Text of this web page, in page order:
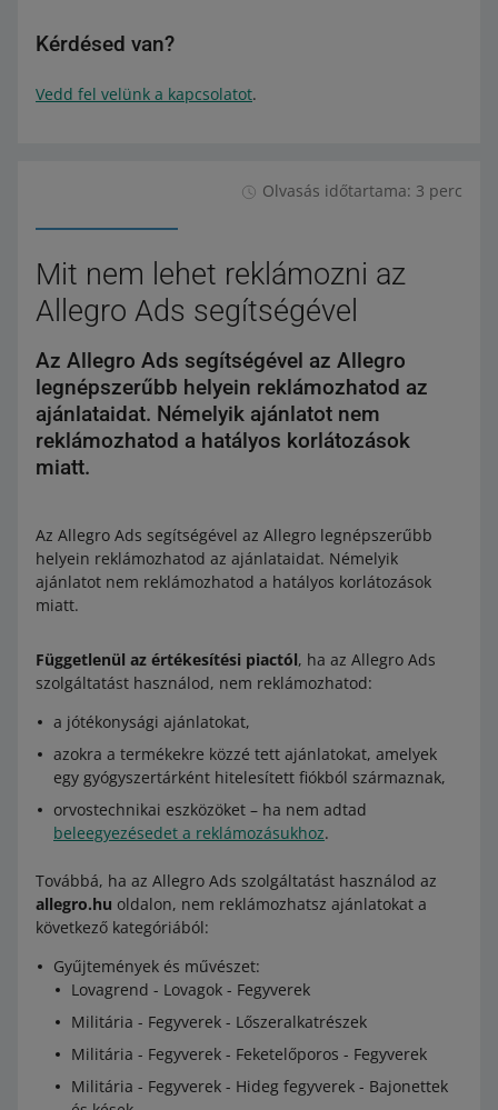
Kérdésed van?
Vedd fel velünk a kapcsolatot.
Olvasás időtartama: 3 perc
Mit nem lehet reklámozni az
Allegro Ads segítségével
Az Allegro Ads segítségével az Allegro
legnépszerűbb helyein reklámozhatod az
ajánlataidat. Némelyik ajánlatot nem
reklámozhatod a hatályos korlátozások
miatt.
Az Allegro Ads segítségével az Allegro legnépszerűbb
helyein reklámozhatod az ajánlataidat. Némelyik
ajánlatot nem reklámozhatod a hatályos korlátozások
miatt.
Függetlenül az értékesítési piactól, ha az Allegro Ads
szolgáltatást használod, nem reklámozhatod:
a jótékonysági ajánlatokat,
azokra a termékekre közzé tett ajánlatokat, amelyek
egy gyógyszertárként hitelesített fiókból származnak,
orvostechnikai eszközöket – ha nem adtad
beleegyezésedet a reklámozásukhoz.
Továbbá, ha az Allegro Ads szolgáltatást használod az
allegro.hu oldalon, nem reklámozhatsz ajánlatokat a
következő kategóriából:
Gyűjtemények és művészet:
Lovagrend - Lovagok - Fegyverek
Militária - Fegyverek - Lőszeralkatrészek
Militária - Fegyverek - Feketelőporos - Fegyverek
Militária - Fegyverek - Hideg fegyverek - Bajonettek